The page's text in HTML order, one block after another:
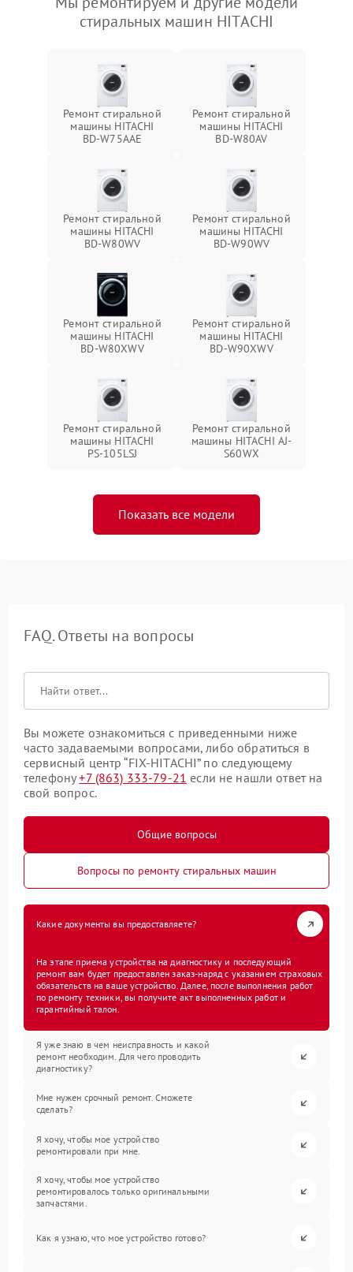
стиральных машин HITACHI
Ремонт стиральной
машины HITACHI
BD-W75AAE
Ремонт стиральной
машины HITACHI
BD-W80AV
Ремонт стиральной
машины HITACHI
BD-W80WV
Ремонт стиральной
машины HITACHI
BD-W90WV
Ремонт стиральной
машины HITACHI
BD-W80XWV
Ремонт стиральной
машины HITACHI
BD-W90XWV
Ремонт стиральной
машины HITACHI
PS-105LSJ
Ремонт стиральной
машины HITACHI AJ-
S60WX
Показать все модели
FAQ. Ответы на вопросы
Вы можете ознакомиться с приведенными ниже
часто задаваемыми вопросами, либо обратиться в
сервисный центр “FIX-HITACHI” по следующему
телефону+7 (863) 333-79-21 если не нашли ответ на
свой вопрос.
Общие вопросы
Вопросы по ремонту стиральных машин
Какие документы вы предоставляете?
На этапе приема устройства на диагностику и последующий
ремонт вам будет предоставлен заказ-наряд с указанием страховых
обязательств на ваше устройство. Далее, после выполнения работ
по ремонту техники, вы получите акт выполненных работ и
гарантийный талон.
Я уже знаю в чем неисправность и какой
ремонт необходим. Для чего проводить
диагностику?
Мне нужен срочный ремонт. Сможете
сделать?
Я хочу, чтобы мое устройство
ремонтировали при мне.
Я хочу, чтобы мое устройство
ремонтировалось только оригинальными
запчастями.
Как я узнаю, что мое устройство готово?